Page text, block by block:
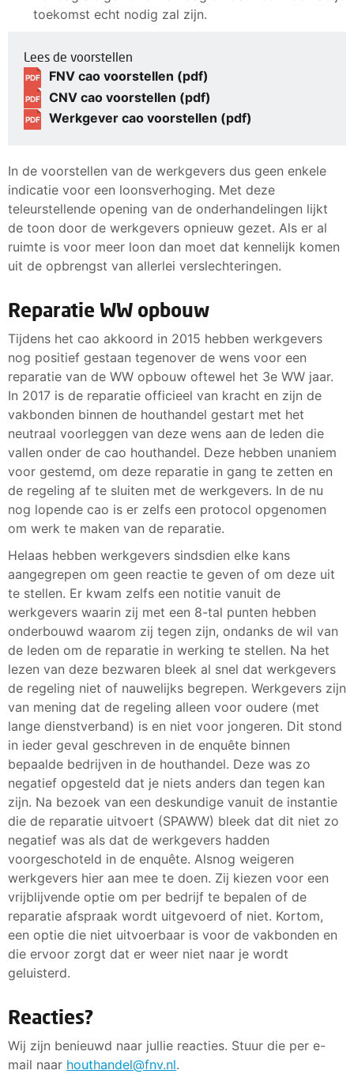
toekomst echt nodig zal zijn.
Lees de voorstellen
PDF FNV cao voorstellen (pdf)
PDF CNV cao voorstellen (pdf)
PDF Werkgever cao voorstellen (pdf)
In de voorstellen van de werkgevers dus geen enkele
indicatie voor een loonsverhoging. Met deze
teleurstellende opening van de onderhandelingen lijkt
de toon door de werkgevers opnieuw gezet. Als er al
ruimte is voor meer loon dan moet dat kennelijk komen
uit de opbrengst van allerlei verslechteringen.
Reparatie WW opbouw
Tijdens het cao akkoord in 2015 hebben werkgevers
nog positief gestaan tegenover de wens voor een
reparatie van de WW opbouw oftewel het 3e WW jaar.
In 2017 is de reparatie officieel van kracht en zijn de
vakbonden binnen de houthandel gestart met het
neutraal voorleggen van deze wens aan de leden die
vallen onder de cao houthandel. Deze hebben unaniem
voor gestemd, om deze reparatie in gang te zetten en
de regeling af te sluiten met de werkgevers. In de nu
nog lopende cao is er zelfs een protocol opgenomen
om werk te maken van de reparatie.
Helaas hebben werkgevers sindsdien elke kans
aangegrepen om geen reactie te geven of om deze uit
te stellen. Er kwam zelfs een notitie vanuit de
werkgevers waarin zij met een 8-tal punten hebben
onderbouwd waarom zij tegen zijn, ondanks de wil van
de leden om de reparatie in werking te stellen. Na het
lezen van deze bezwaren bleek al snel dat werkgevers
de regeling niet of nauwelijks begrepen. Werkgevers zijn
van mening dat de regeling alleen voor oudere (met
lange dienstverband) is en niet voor jongeren. Dit stond
in ieder geval geschreven in de enquête binnen
bepaalde bedrijven in de houthandel. Deze was zo
negatief opgesteld dat je niets anders dan tegen kan
zijn. Na bezoek van een deskundige vanuit de instantie
die de reparatie uitvoert (SPAWW) bleek dat dit niet zo
negatief was als dat de werkgevers hadden
voorgeschoteld in de enquête. Alsnog weigeren
werkgevers hier aan mee te doen. Zij kiezen voor een
vrijblijvende optie om per bedrijf te bepalen of de
reparatie afspraak wordt uitgevoerd of niet. Kortom,
een optie die niet uitvoerbaar is voor de vakbonden en
die ervoor zorgt dat er weer niet naar je wordt
geluisterd.
Reacties?
Wij zijn benieuwd naar jullie reacties. Stuur die per e-
mail naar houthandel@fnv.nl.